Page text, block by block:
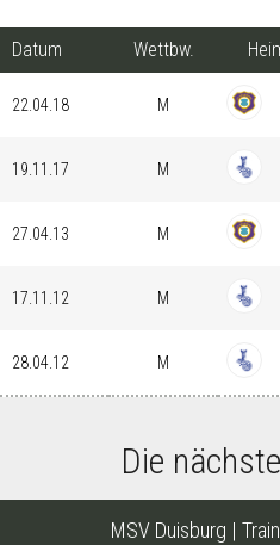
Datum Wettbw.
22.04.18 M
19.11.17 M
27.04.13 M
17.11.12 M
28.04.12 M
Die
MSV Duisburg |